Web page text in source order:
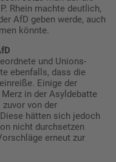
Rhein machte deutlich,
AfD geben werde, auch
könnte.
und Unions-
ebenfalls, dass die
Einige der
Merz in der Asyldebatte
von der
hätten sich jedoch
nicht durchsetzen
erneut zur